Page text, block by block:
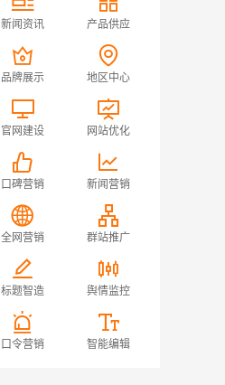
新闻资讯 产品供应
品牌展示 地区中心
官网建设 网站优化
口碑营销 新闻营销
全网营销 群站推广
标题智造 舆情监控
口令营销 智能编辑